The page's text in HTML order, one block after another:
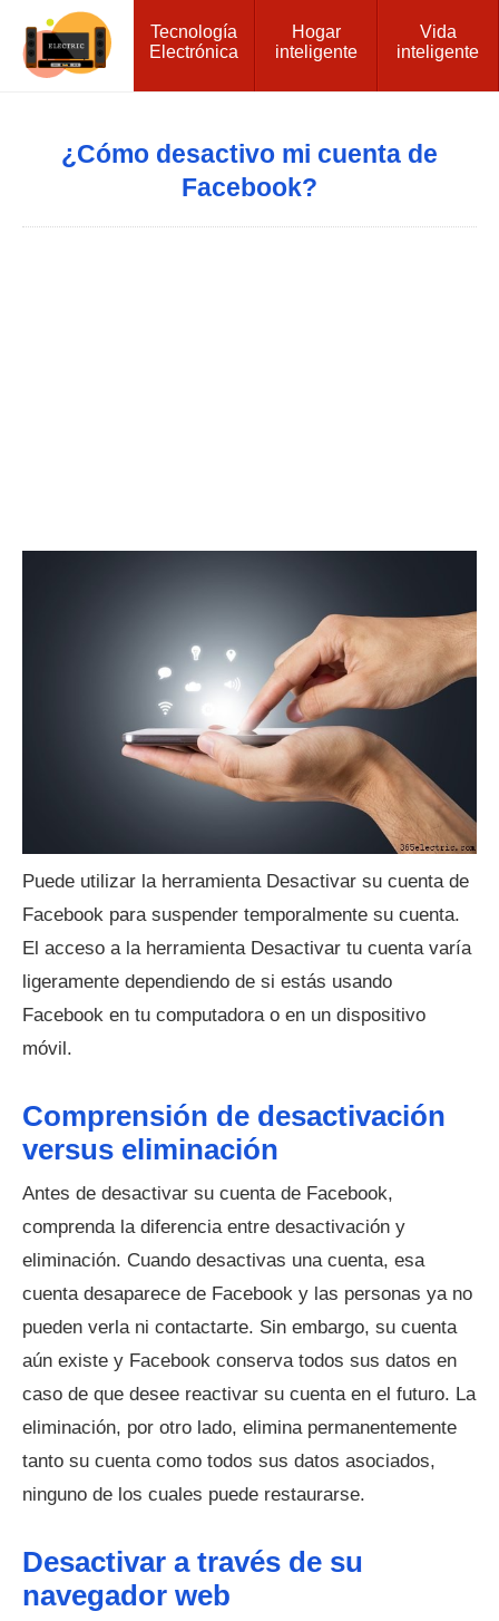
Tecnología
Electrónica
Hogar
inteligente
Vida
inteligente
¿Cómo desactivo mi cuenta de
Facebook?
Puede utilizar la herramienta Desactivar su cuenta de
Facebook para suspender temporalmente su cuenta.
El acceso a la herramienta Desactivar tu cuenta varía
ligeramente dependiendo de si estás usando
Facebook en tu computadora o en un dispositivo
móvil.
Comprensión de desactivación
versus eliminación
Antes de desactivar su cuenta de Facebook,
comprenda la diferencia entre desactivación y
eliminación. Cuando desactivas una cuenta, esa
cuenta desaparece de Facebook y las personas ya no
pueden verla ni contactarte. Sin embargo, su cuenta
aún existe y Facebook conserva todos sus datos en
caso de que desee reactivar su cuenta en el futuro. La
eliminación, por otro lado, elimina permanentemente
tanto su cuenta como todos sus datos asociados,
ninguno de los cuales puede restaurarse.
Desactivar a través de su
navegador web